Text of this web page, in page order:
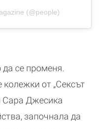
(@people)
се променя.
от „Сексът
Сара Джесика
започнала да